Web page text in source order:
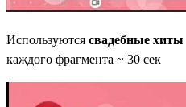
Используются свадебные хиты
каждого фрагмента ~ 30 сек